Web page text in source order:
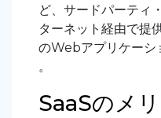
ど、サードパーティ
ターネット経由で提
のWebアプリケーシ
。
SaaSのメ